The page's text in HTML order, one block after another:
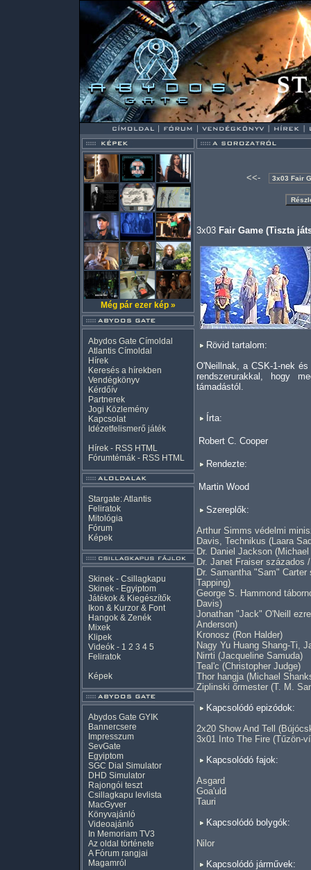
Még pár ezer kép »
Abydos Gate Címoldal
Atlantis Címoldal
Hírek
Keresés a hírekben
Vendégkönyv
Kérdőív
Partnerek
Jogi Közlemény
Kapcsolat
Idézetfelismerő játék
Hírek - RSS HTML
Fórumtémák - RSS HTML
Stargate: Atlantis
Feliratok
Mitológia
Fórum
Képek
Skinek - Csillagkapu
Skinek - Egyiptom
Játékok & Kiegészítők
Ikon & Kurzor & Font
Hangok & Zenék
Mixek
Klipek
Videók - 1 2 3 4 5
Feliratok
Képek
Abydos Gate GYIK
Bannercsere
Impresszum
SevGate
Egyiptom
SGC Dial Simulator
DHD Simulator
Rajongói teszt
Csillagkapu levlista
MacGyver
Könyvajánló
Videoajánló
In Memoriam TV3
Az oldal története
A Fórum rangjai
Magamról
<<-
3x03 Fair Game (Tiszta
Rövid tartalom:
O'Neillnak, a CSK-1-nek
rendszerurakkal, hogy
támadástól.
Írta:
Robert C. Cooper
Rendezte:
Martin Wood
Szereplők:
Arthur Simms védelmi
Davis, Technikus (Laara
Dr. Daniel Jackson
Dr. Janet Fraiser százados
Dr. Samantha "Sam"
Tapping)
George S. Hammond
Davis)
Jonathan "Jack" O'Neill
Anderson)
Kronosz (Ron Halder)
Nagy Yu Huang Shang-Ti,
Nirrti (Jacqueline Samuda)
Teal'c (Christopher Judge)
Thor hangja (Michael
Ziplinski őrmester (T. M.
Kapcsolódó epizódok:
2x20 Show And Tell
3x01 Into The Fire (Tűzön-
Kapcsolódó fajok:
Asgard
Goa'uld
Tauri
Kapcsolódó bolygók:
Nilor
Kapcsolódó járművek: